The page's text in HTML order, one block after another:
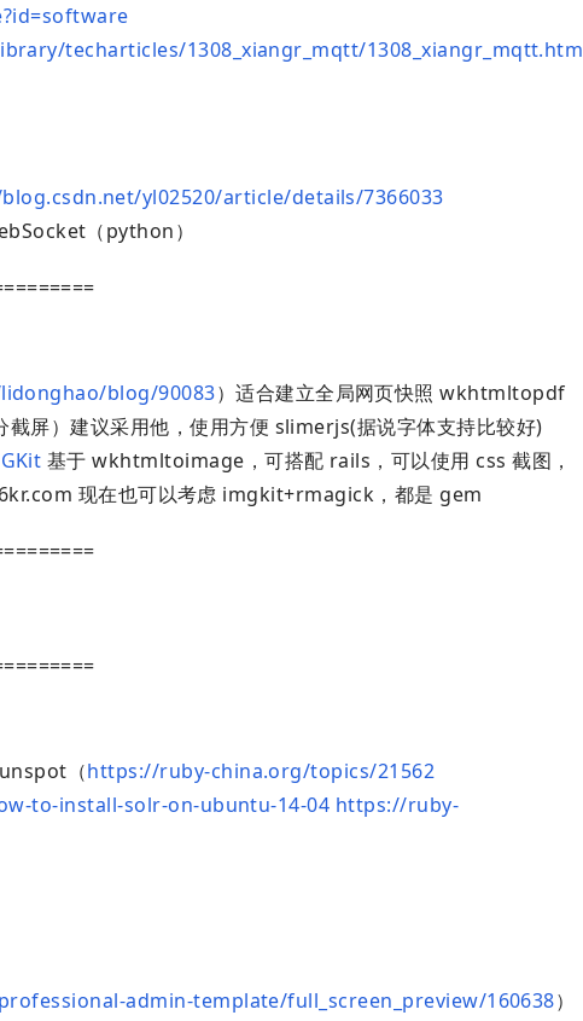
techarticles/1308_xiangr_mqtt/1308_xiangr_mqtt.htm
yl02520/article/details/7366033
（python）
blog/90083）适合建立全局网页快照 wkhtmltopdf
屏）建议采用他，使用方便 slimerjs(据说字体支持比较好)
基于 wkhtmltoimage，可搭配 rails，可以使用 css 截图，
现在也可以考虑 imgkit+rmagick，都是 gem
（https://ruby-china.org/topics/21562
to-install-solr-on-ubuntu-14-04 https://ruby-
admin-template/full_screen_preview/160638）